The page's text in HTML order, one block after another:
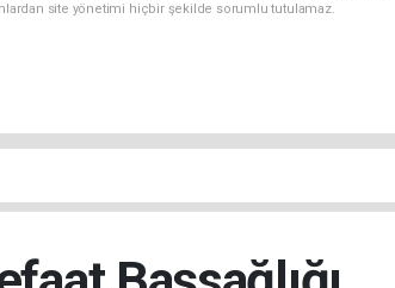
site yönetimi hiçbir şekilde sorumlu tutulamaz.